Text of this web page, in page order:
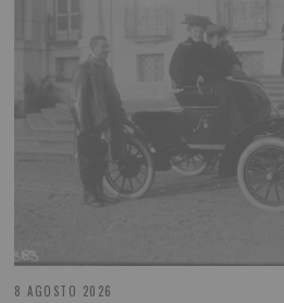
8 AGOSTO 2026